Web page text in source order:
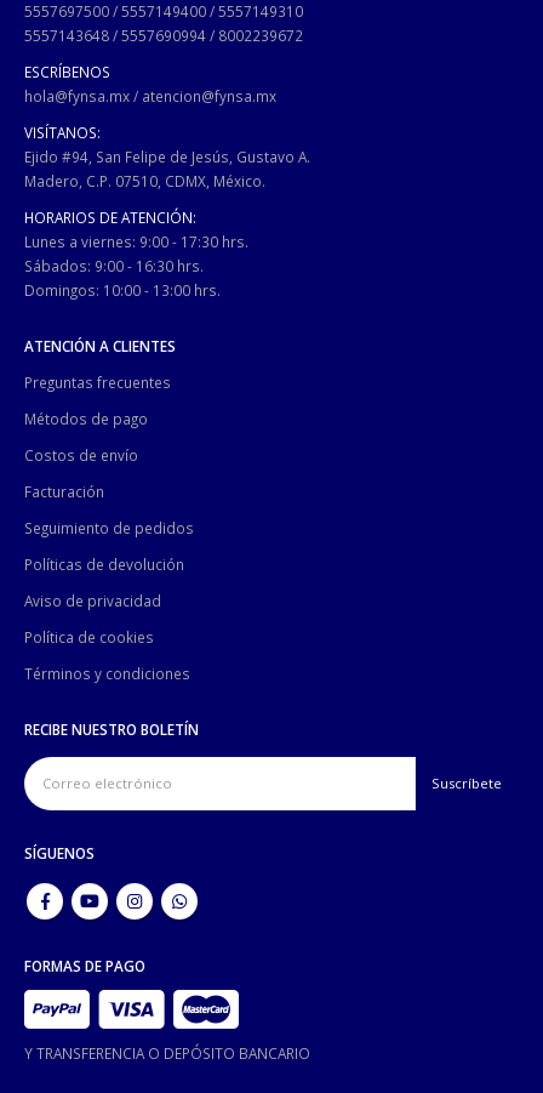
5557697500/5557149400/5557149310
5557143648/5557690994/ 8002239672
ESCRÍBENOS
hola@fynsa.mx/ atencion@fynsa.mx
VISÍTANOS:
Ejido #94, San Felipe de Jesús, Gustavo A.
Madero, C.P. 07510, CDMX, México.
HORARIOS DE ATENCIÓN:
Lunes a viernes: 9:00 - 17:30 hrs.
Sábados: 9:00 - 16:30 hrs.
Domingos: 10:00 - 13:00 hrs.
ATENCIÓN A CLIENTES
Preguntas frecuentes
Métodos de pago
Costos de envío
Facturación
Seguimiento de pedidos
Políticas de devolución
Aviso de privacidad
Política de cookies
Términos y condiciones
RECIBE NUESTRO BOLETÍN
SÍGUENOS
FORMAS DE PAGO
Y TRANSFERENCIA O DEPÓSITO BANCARIO